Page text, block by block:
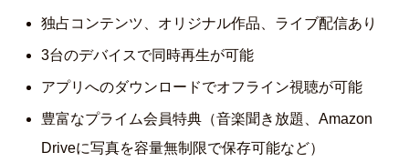
独占コンテンツ、オリジナル作品、ライブ配信あり
3台のデバイスで同時再生が可能
アプリへのダウンロードでオフライン視聴が可能
豊富なプライム会員特典（音楽聞き放題、Amazon
Driveに写真を容量無制限で保存可能など）